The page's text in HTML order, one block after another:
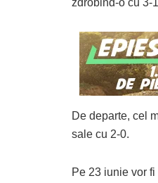
De departe, cel
sale cu 2-0.
Pe 23 iunie vor